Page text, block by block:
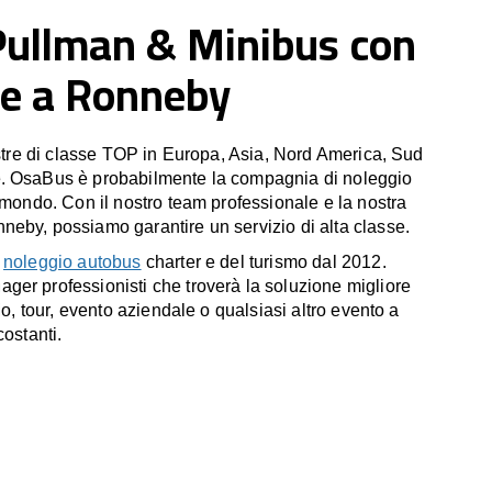
& Minibus con
a Ronneby
di classe TOP in Europa, Asia, Nord America, Sud
OsaBus è probabilmente la compagnia di noleggio
Con il nostro team professionale e la nostra
possiamo garantire un servizio di alta classe.
noleggio autobus charter e del turismo dal 2012.
professionisti che troverà la soluzione migliore
tour, evento aziendale o qualsiasi altro evento a